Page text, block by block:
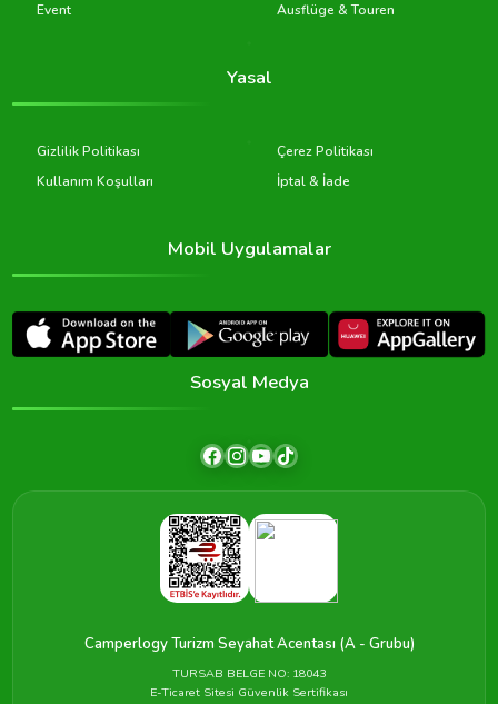
Event
Ausflüge & Touren
Yasal
Gizlilik Politikası
Çerez Politikası
Kullanım Koşulları
İptal & İade
Mobil Uygulamalar
Sosyal Medya
Camperlogy Turizm Seyahat Acentası (A - Grubu)
TURSAB BELGE NO: 18043
E-Ticaret Sitesi Güvenlik Sertifikası